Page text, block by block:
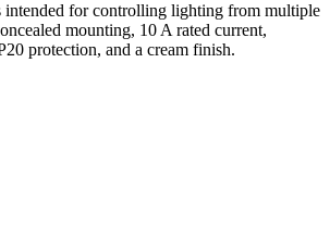
intended for controlling lighting from multiple
mounting, 10 A rated current,
protection, and a cream finish.